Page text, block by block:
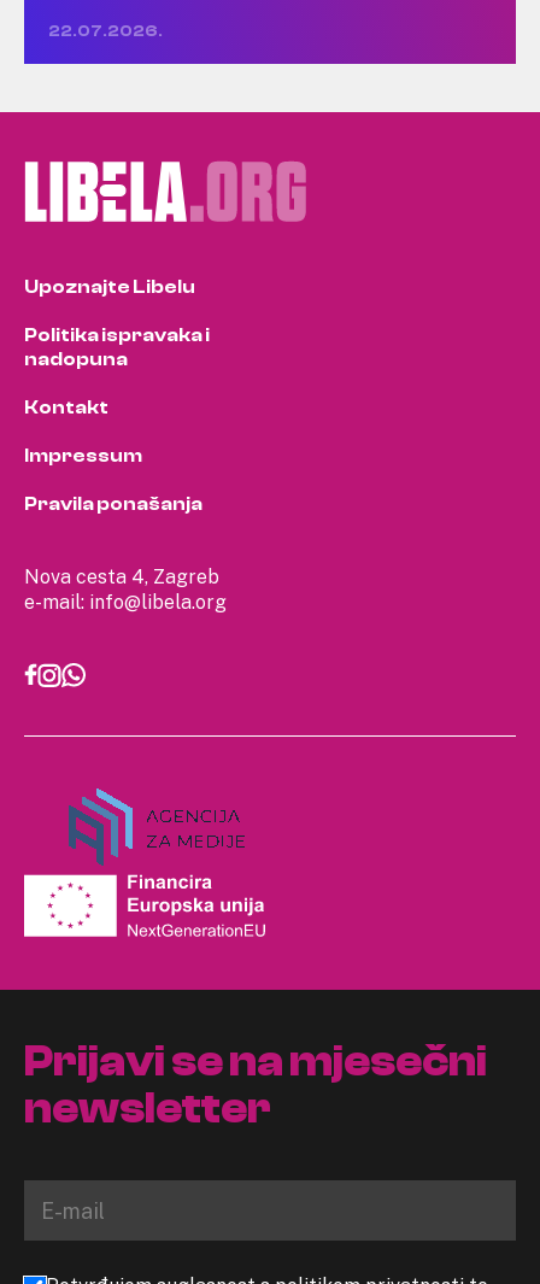
22.07.2026.
Nova cesta 4, Zagreb
e-mail: info@libela.org
Upoznajte Libelu
Politika ispravaka i
nadopuna
Kontakt
Impressum
Pravila ponašanja
Prijavi se na mjesečni
newsletter